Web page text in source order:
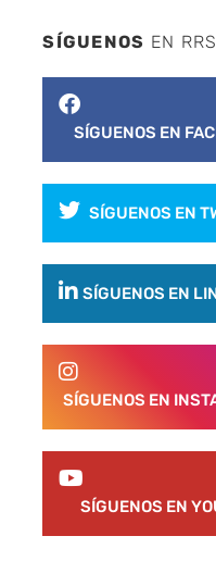
SÍGUENOS EN
SÍGUENOS EN
SÍGUENOS EN
SÍGUENOS EN
SÍGUENOS EN
SÍGUENOS EN